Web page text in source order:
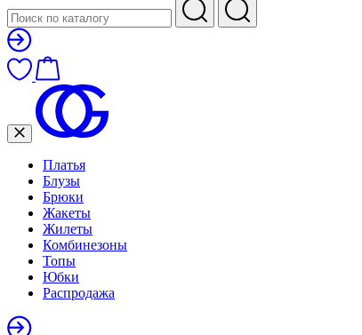
Платья
Блузы
Брюки
Жакеты
Жилеты
Комбинезоны
Топы
Юбки
Распродажа